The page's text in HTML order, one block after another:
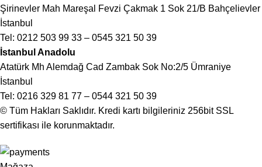
Şirinevler Mah Mareşal Fevzi Çakmak 1 Sok 21/B Bahçelievler
İstanbul
Tel: 0212 503 99 33 – 0545 321 50 39
İstanbul Anadolu
Atatürk Mh Alemdağ Cad Zambak Sok No:2/5 Ümraniye
İstanbul
Tel: 0216 329 81 77 – 0544 321 50 39
© Tüm Hakları Saklıdır. Kredi kartı bilgileriniz 256bit SSL
sertifikası ile korunmaktadır.